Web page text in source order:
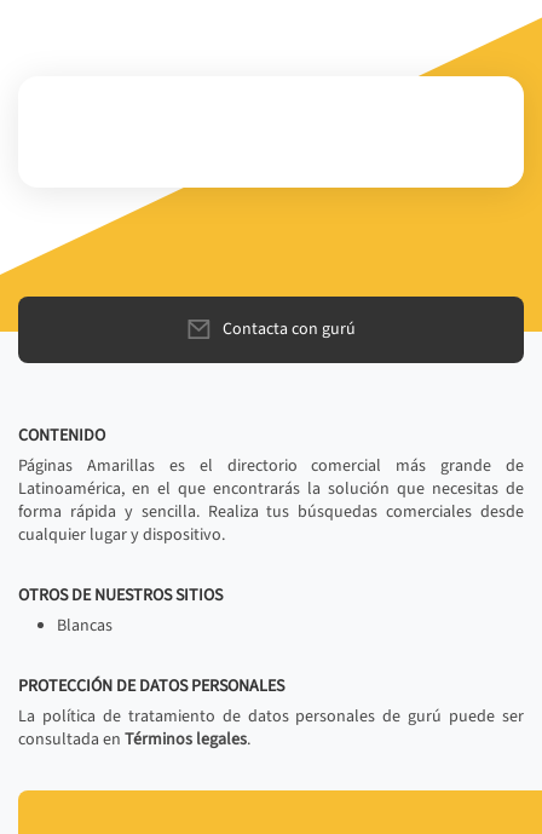
Contacta con gurú
CONTENIDO
Páginas Amarillas es el directorio comercial más grande de
Latinoamérica, en el que encontrarás la solución que necesitas de
forma rápida y sencilla. Realiza tus búsquedas comerciales desde
cualquier lugar y dispositivo.
OTROS DE NUESTROS SITIOS
Blancas
PROTECCIÓN DE DATOS PERSONALES
La política de tratamiento de datos personales de gurú puede ser
consultada en Términos legales.